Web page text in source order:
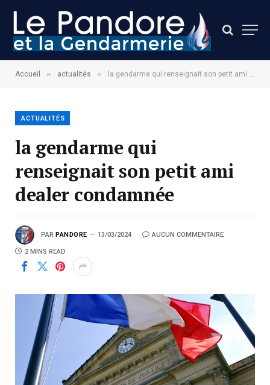
Accueil » actualités » la gendarme qui renseignait son petit ami dealer condamnée
ACTUALITÉS
la gendarme qui
renseignait son petit ami
dealer condamnée
PAR PANDORE 13/03/2024 AUCUN COMMENTAIRE
2 MINS READ